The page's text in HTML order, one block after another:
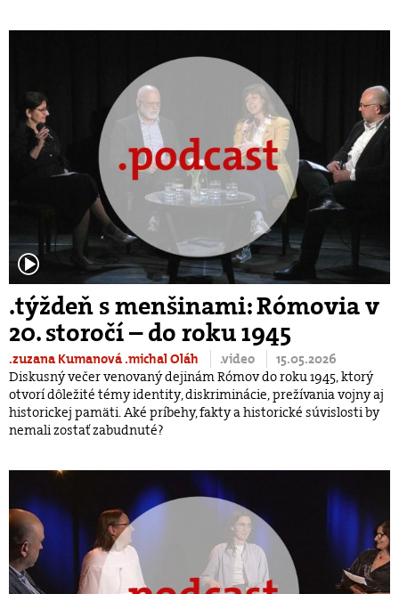
.týždeň s menšinami: Rómovia v
20. storočí – do roku 1945
.zuzana Kumanová.michal Oláh .video
15.05.2026
Diskusný večer venovaný dejinám Rómov do roku 1945, ktorý
otvorí dôležité témy identity, diskriminácie, prežívania vojny aj
historickej pamäti. Aké príbehy, fakty a historické súvislosti by
nemali zostať zabudnuté?